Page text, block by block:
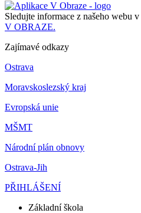
Sledujte informace z našeho webu v
V OBRAZE.
Zajímavé odkazy
Ostrava
Moravskoslezský kraj
Evropská unie
MŠMT
Národní plán obnovy
Ostrava-Jih
PŘIHLÁŠENÍ
Základní škola